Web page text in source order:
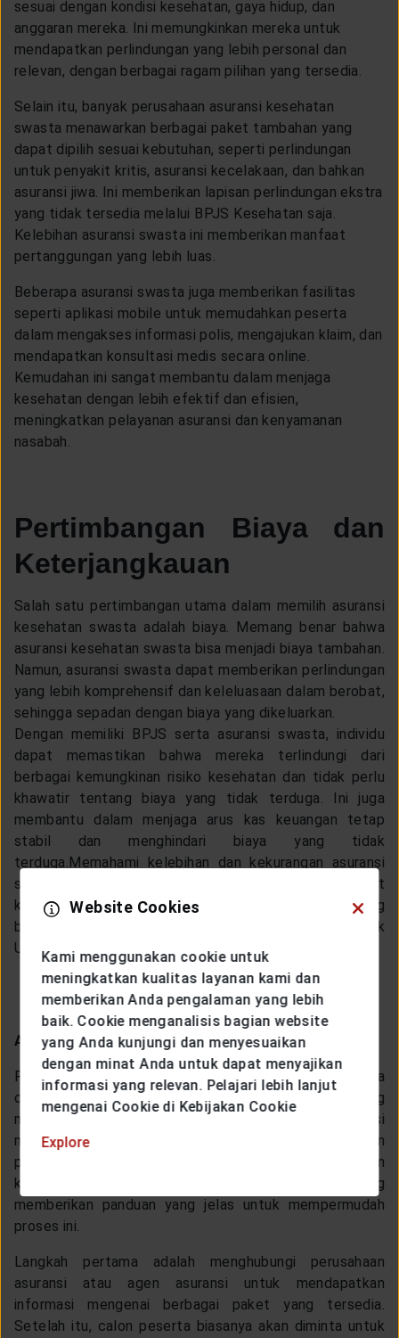
sesuai dengan kondisi kesehatan, gaya hidup, dan
anggaran mereka. Ini memungkinkan mereka untuk
mendapatkan perlindungan yang lebih personal dan
relevan, dengan berbagai ragam pilihan yang tersedia.
Selain itu, banyak perusahaan asuransi kesehatan
swasta menawarkan berbagai paket tambahan yang
dapat dipilih sesuai kebutuhan, seperti perlindungan
untuk penyakit kritis, asuransi kecelakaan, dan bahkan
asuransi jiwa. Ini memberikan lapisan perlindungan ekstra
yang tidak tersedia melalui BPJS Kesehatan saja.
Kelebihan asuransi swasta ini memberikan manfaat
pertanggungan yang lebih luas.
Beberapa asuransi swasta juga memberikan fasilitas
seperti aplikasi mobile untuk memudahkan peserta
dalam mengakses informasi polis, mengajukan klaim, dan
mendapatkan konsultasi medis secara online.
Kemudahan ini sangat membantu dalam menjaga
kesehatan dengan lebih efektif dan efisien,
meningkatkan pelayanan asuransi dan kenyamanan
nasabah.
Pertimbangan Biaya dan
Keterjangkauan
Salah satu pertimbangan utama dalam memilih asuransi
kesehatan swasta adalah biaya. Memang benar bahwa
asuransi kesehatan swasta bisa menjadi biaya tambahan.
Namun, asuransi swasta dapat memberikan perlindungan
yang lebih komprehensif dan keleluasaan dalam berobat,
sehingga sepadan dengan biaya yang dikeluarkan.
Dengan memiliki BPJS serta asuransi swasta, individu
dapat memastikan bahwa mereka terlindungi dari
berbagai kemungkinan risiko kesehatan dan tidak perlu
khawatir tentang biaya yang tidak terduga. Ini juga
membantu dalam menjaga arus kas keuangan tetap
stabil dan menghindari biaya yang tidak
terduga. Memahami kelebihan dan kekurangan asuransi
serta premi asuransi dapat membantu dalam membuat
keputusan yang tepat. Salah satu pilihan
yang
bisa kamu pertimbangkan yaitu solusi proteksi Yang Unik
Untukmu dari Generali Indonesia.
Aksesibilitas dan Pendaftaran
Proses mendaftar untuk asuransi kesehatan swasta
cukup mudah dan bisa dilakukan oleh siapa saja yang
memenuhi syarat. Banyak perusahaan asuransi
menyediakan layanan konsultasi untuk membantu calon
peserta memilih paket yang paling sesuai dengan
kebutuhan mereka. Pengelola asuransi juga sering
memberikan panduan yang jelas untuk mempermudah
proses ini.
Langkah pertama adalah menghubungi perusahaan
asuransi atau agen asuransi untuk mendapatkan
informasi mengenai berbagai paket yang tersedia.
Setelah itu, calon peserta biasanya akan diminta untuk
Website Cookies
Kami menggunakan cookie untuk
meningkatkan kualitas layanan kami dan
memberikan Anda pengalaman yang lebih
baik. Cookie menganalisis bagian website
yang Anda kunjungi dan menyesuaikan
dengan minat Anda untuk dapat menyajikan
informasi yang relevan. Pelajari lebih lanjut
mengenai Cookie di Kebijakan Cookie
Explore